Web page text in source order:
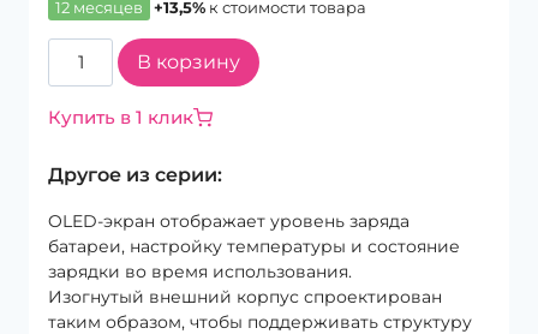
12 месяцев
+13,5% к стоимости товара
Количество
товара
Dyson
HS07
В корзину
Купить в 1 клик
Другое из серии:
OLED-экран отображает уровень заряда
батареи, настройку температуры и состояние
зарядки во время использования.
Изогнутый внешний корпус спроектирован
таким образом, чтобы поддерживать структуру